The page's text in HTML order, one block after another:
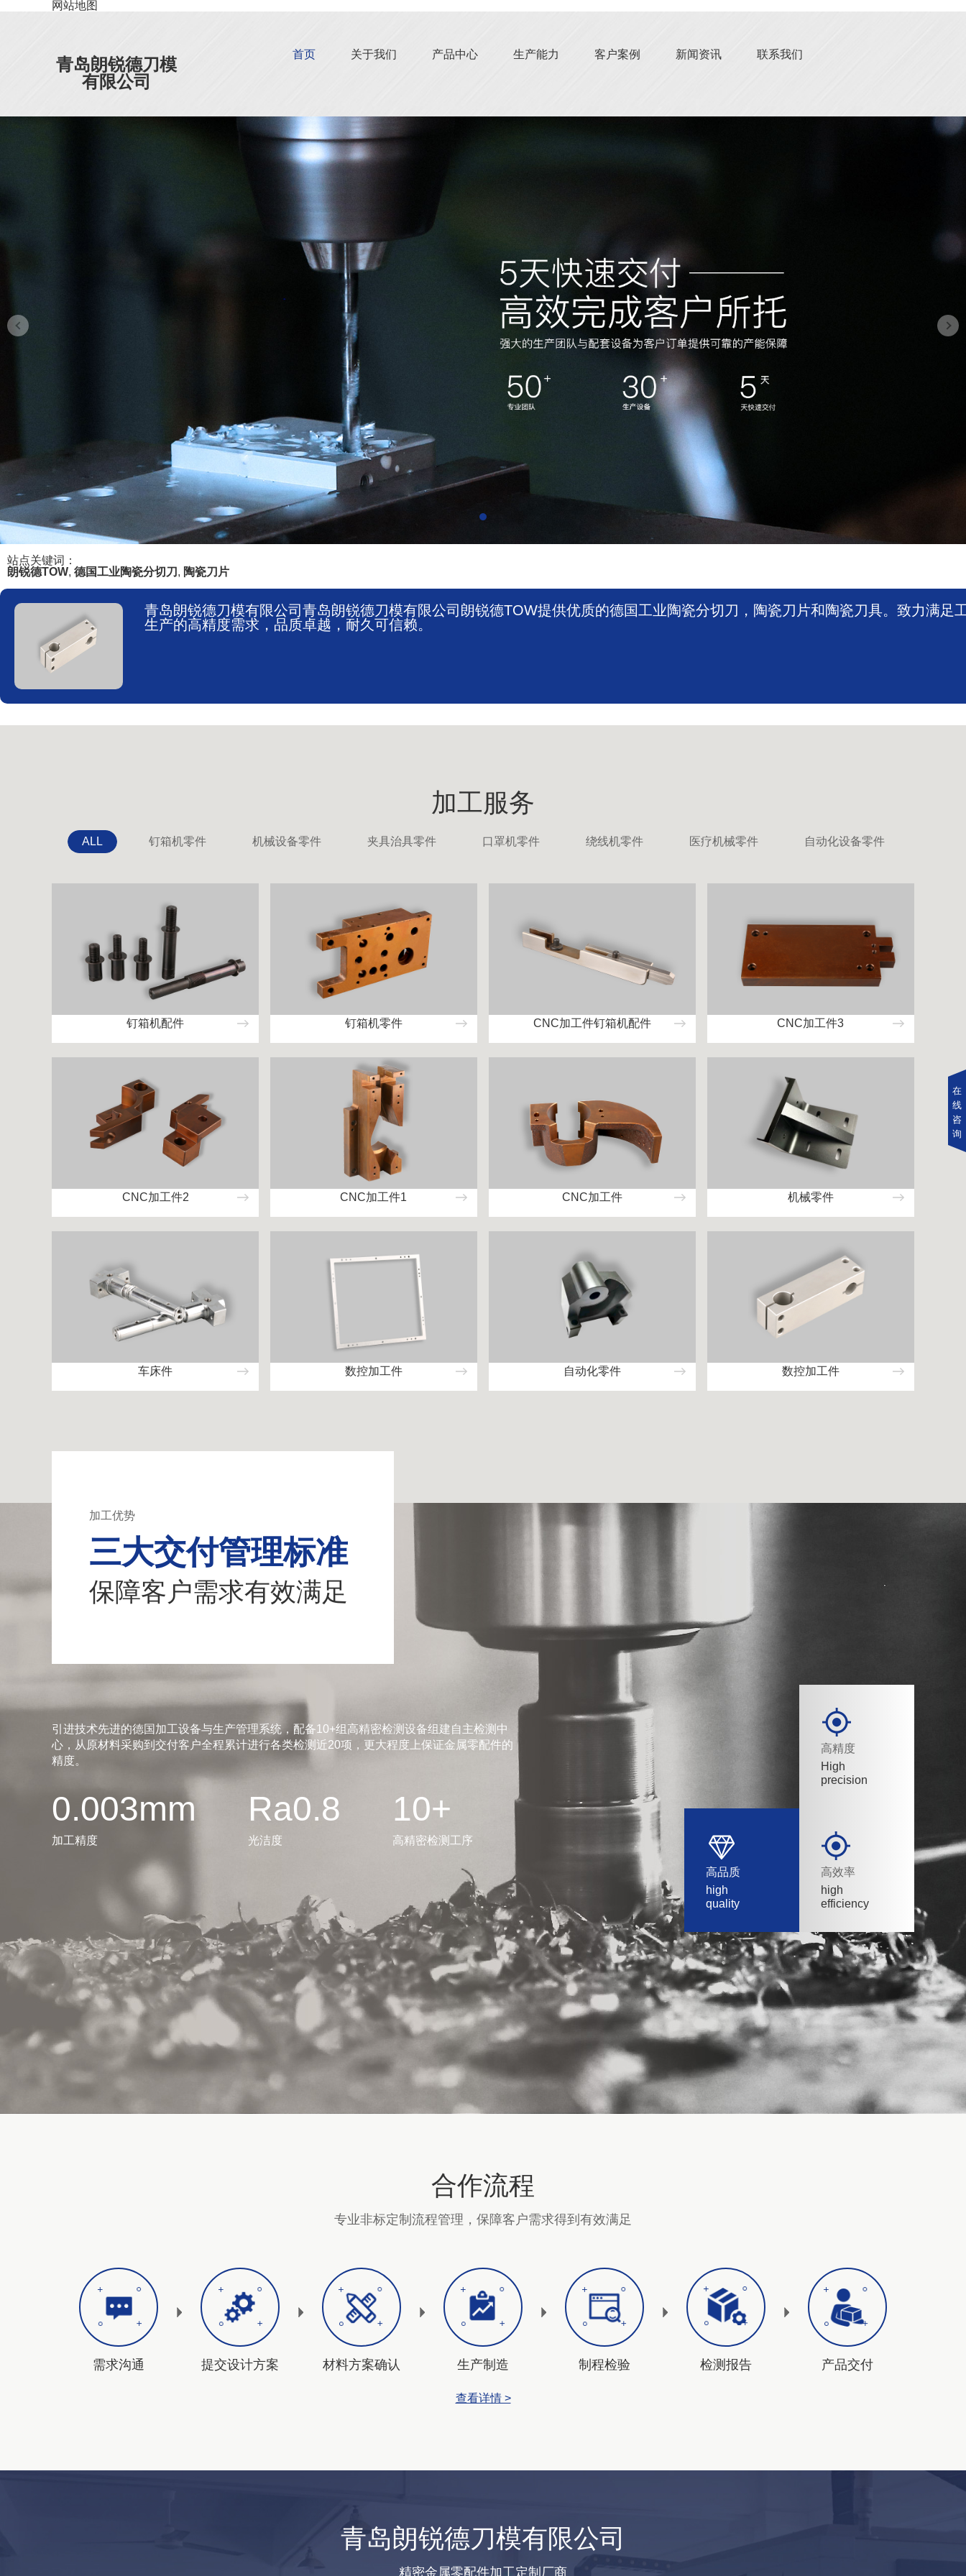
网站地图
青岛朗锐德刀模
有限公司
首页 关于我们 产品中心 生产能力 客户案例 新闻资讯 联系我们
站点关键词：
朗锐德TOW, 德国工业陶瓷分切刀 , 陶瓷刀片
青岛朗锐德刀模有限公司青岛朗锐德刀模有限公司朗锐德TOW提供优质的德国工业陶瓷分切刀，陶瓷刀片和陶瓷刀具。致力满足
生产的高精度需求，品质卓越，耐久可信赖。
加工服务
ALL 钉箱机零件 机械设备零件 夹具治具零件 口罩机零件 绕线机零件 医疗机械零件 自动化设备零件
钉箱机配件 钉箱机零件 CNC加工件钉箱机配件 CNC加工件3
CNC加工件2 CNC加工件1 CNC加工件 机械零件
车床件 数控加工件 自动化零件 数控加工件
加工优势
三大交付管理标准
保障客户需求有效满足
引进技术先进的德国加工设备与生产管理系统，配备10+组高精密检测设备组建自主检测中
心，从原材料采购到交付客户全程累计进行各类检测近20项，更大程度上保证金属零配件的
精度。
0.003mm
加工精度
Ra0.8
光洁度
10+
高精密检测工序
高精度
High
precision
高品质
high
quality
高效率
high
efficiency
合作流程
专业非标定制流程管理，保障客户需求得到有效满足
需求沟通 提交设计方案 材料方案确认 生产制造 制程检验 检测报告 产品交付
查看详情 >
青岛朗锐德刀模有限公司
精密金属零配件加工定制厂商
在
线
咨
询